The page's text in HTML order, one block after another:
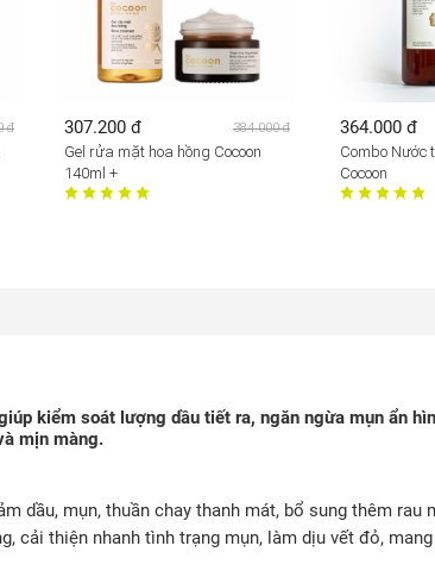
đ 307.200 đ 384.000 đ
Gel rửa mặt hoa hồng Cocoon
140ml +
364.000 đ
Combo Nước
Cocoon
kiểm soát lượng dầu tiết ra, ngăn ngừa mụn ẩn
mịn màng.
dầu, mụn, thuần chay thanh mát, bổ sung thêm rau
cải thiện nhanh tình trạng mụn, làm dịu vết đỏ,